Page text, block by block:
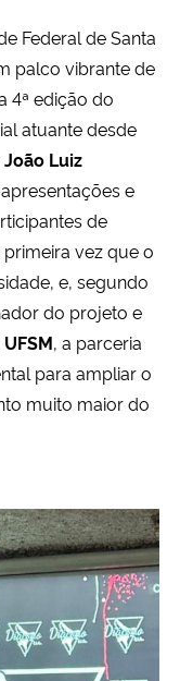
Federal de Santa
palco vibrante de
4ª edição do
atuante desde
Luiz
e
de
vez que o
e, segundo
do projeto e
, a parceria
para ampliar o
muito maior do